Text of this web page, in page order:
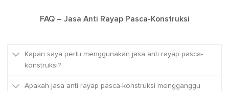
FAQ – Jasa Anti Rayap Pasca-Konstruksi
Kapan saya perlu menggunakan jasa anti rayap pasca-
konstruksi?
Apakah jasa anti rayap pasca-konstruksi mengganggu